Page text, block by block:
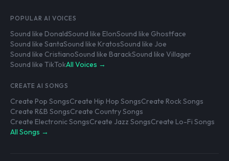
POPULAR AI VOICES
Sound like DonaldSound like ElonSound like Ghostface
Sound like SantaSound like KratosSound like Joe
Sound like CristianoSound like BarackSound like Villager
Sound like TikTokAll Voices →
CREATE AI SONGS
Create Pop SongsCreate Hip Hop SongsCreate Rock Songs
Create R&B SongsCreate Country Songs
Create Electronic SongsCreate Jazz SongsCreate Lo-Fi Songs
All Songs →